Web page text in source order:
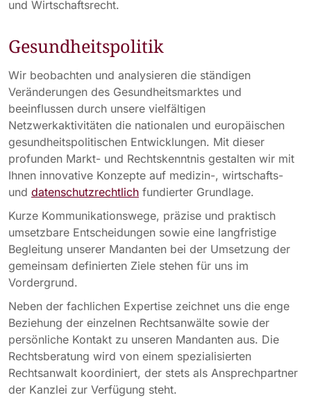
und Wirtschaftsrecht.
Gesundheitspolitik
Wir beobachten und analysieren die ständigen
Veränderungen des Gesundheitsmarktes und
beeinflussen durch unsere vielfältigen
Netzwerkaktivitäten die nationalen und europäischen
gesundheitspolitischen Entwicklungen. Mit dieser
profunden Markt- und Rechtskenntnis gestalten wir mit
Ihnen innovative Konzepte auf medizin-, wirtschafts-
und datenschutzrechtlich fundierter Grundlage.
Kurze Kommunikationswege, präzise und praktisch
umsetzbare Entscheidungen sowie eine langfristige
Begleitung unserer Mandanten bei der Umsetzung der
gemeinsam definierten Ziele stehen für uns im
Vordergrund.
Neben der fachlichen Expertise zeichnet uns die enge
Beziehung der einzelnen Rechtsanwälte sowie der
persönliche Kontakt zu unseren Mandanten aus. Die
Rechtsberatung wird von einem spezialisierten
Rechtsanwalt koordiniert, der stets als Ansprechpartner
der Kanzlei zur Verfügung steht.